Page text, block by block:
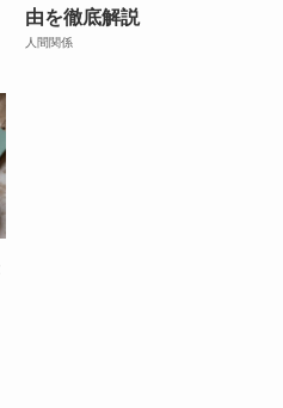
由を徹底解説
人間関係